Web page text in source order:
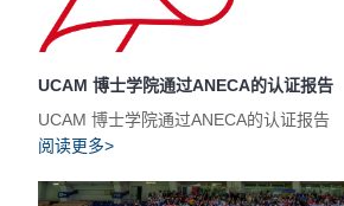
UCAM 博士学院通过ANECA的认证报告
UCAM 博士学院通过ANECA的认证报告
阅读更多>